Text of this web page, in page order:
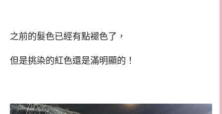
之前的髮色已經有點褪色了，
但是挑染的紅色還是滿明顯的！